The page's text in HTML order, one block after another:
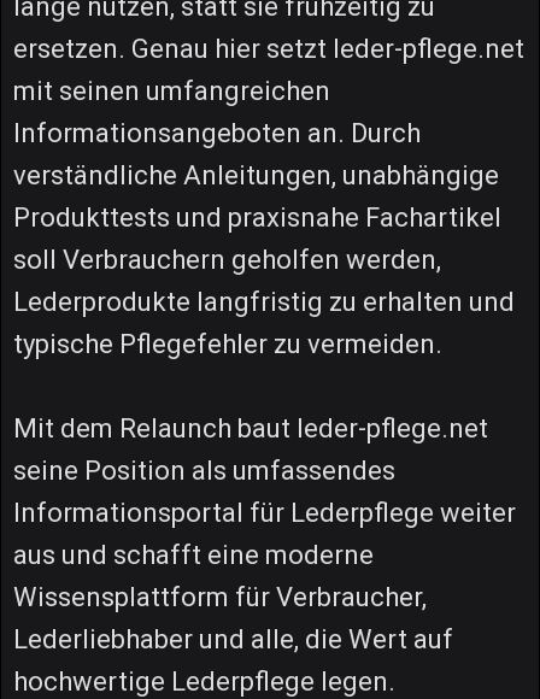
lange nutzen, statt sie frühzeitig zu
ersetzen. Genau hier setzt leder-pflege.net
mit seinen umfangreichen
Informationsangeboten an. Durch
verständliche Anleitungen, unabhängige
Produkttests und praxisnahe Fachartikel
soll Verbrauchern geholfen werden,
Lederprodukte langfristig zu erhalten und
typische Pflegefehler zu vermeiden.
Mit dem Relaunch baut leder-pflege.net
seine Position als umfassendes
Informationsportal für Lederpflege weiter
aus und schafft eine moderne
Wissensplattform für Verbraucher,
Lederliebhaber und alle, die Wert auf
hochwertige Lederpflege legen.